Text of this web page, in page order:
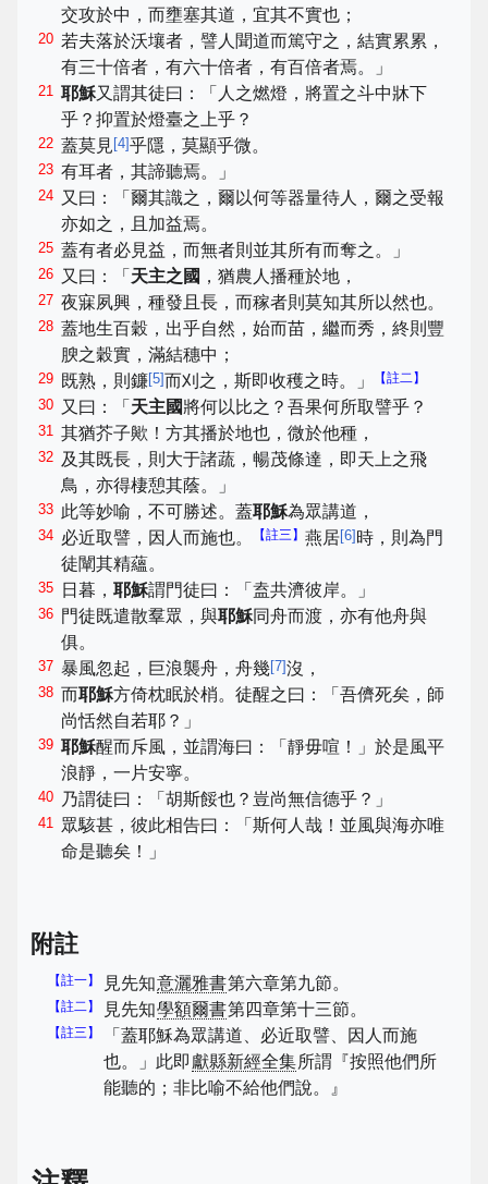
交攻於中，而壅塞其道，宜其不實也；
20 若夫落於沃壤者，譬人聞道而篤守之，結實累累，
有三十倍者，有六十倍者，有百倍者焉。」
21 耶穌又謂其徒曰：「人之燃燈，將置之斗中牀下
乎？抑置於燈臺之上乎？
22 蓋莫見 [4]乎隱，莫顯乎微。
23 有耳者，其諦聽焉。」
24 又曰：「爾其識之，爾以何等器量待人，爾之受報
亦如之，且加益焉。
25 蓋有者必見益，而無者則並其所有而奪之。」
26 又曰：「 天主之國 ，猶農人播種於地，
27 夜寐夙興，種發且長，而稼者則莫知其所以然也。
28 蓋地生百穀，出乎自然，始而苗，繼而秀，終則豐
腴之穀實，滿結穗中；
29 既熟，則鐮[5]而刈之，斯即收穫之時。」 【註二】
30 又曰：「 天主國將何以比之？吾果何所取譬乎？
31 其猶芥子歟！方其播於地也，微於他種，
32 及其既長，則大于諸蔬，暢茂條達，即天上之飛
鳥，亦得棲憩其蔭。」
33 此等妙喻，不可勝述。蓋耶穌為眾講道，
34 必近取譬，因人而施也。 【註三】燕居[6] 時，則為門
徒闡其精蘊。
35 日暮，耶穌謂門徒曰：「盍共濟彼岸。」
36 門徒既遣散羣眾，與耶穌同舟而渡，亦有他舟與
俱。
37 暴風忽起，巨浪襲舟，舟幾[7]沒，
38 而耶穌方倚枕眠於梢。徒醒之曰：「吾儕死矣，師
尚恬然自若耶？」
39 耶穌醒而斥風，並謂海曰：「靜毋喧！」於是風平
浪靜，一片安寧。
40 乃謂徒曰：「胡斯餒也？豈尚無信德乎？」
41 眾駭甚，彼此相告曰：「斯何人哉！並風與海亦唯
命是聽矣！」
附註
【註一】 見先知意灑雅書第六章第九節。
【註二】 見先知學額爾書第四章第十三節。
【註三】
「蓋耶穌為眾講道、必近取譬、因人而施
也。」此即 獻縣新經全集所謂『按照他們所
能聽的；非比喻不給他們說。』